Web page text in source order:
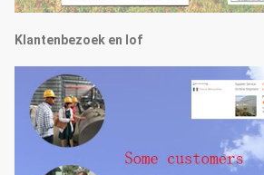
Klantenbezoek en lof